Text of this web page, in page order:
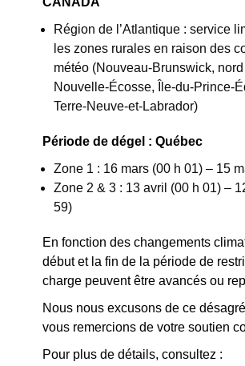
Région de l’Atlantique : service
les zones rurales en raison des
météo (Nouveau-Brunswick,
Nouvelle-Écosse, Île-du-Prince-
Terre-Neuve-et-Labrador)
Période de dégel : Québec
Zone 1 : 16 mars (00 h 01) – 15
Zone 2 & 3 : 13 avril (00 h 01) –
59)
En fonction des changements
début et la fin de la période de
charge peuvent être avancés ou
Nous nous excusons de ce
vous remercions de votre soutien
Pour plus de détails, consultez :